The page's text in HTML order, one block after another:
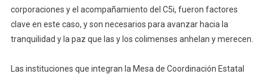
corporaciones y el acompañamiento del C5i, fueron factores
clave en este caso, y son necesarios para avanzar hacia la
tranquilidad y la paz que las y los colimenses anhelan y merecen.
Las instituciones que integran la Mesa de Coordinación Estatal